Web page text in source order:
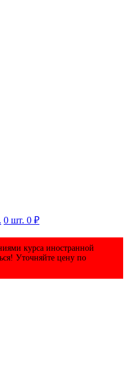
0 шт. 0 ₽
курса иностранной
Уточняйте цену по